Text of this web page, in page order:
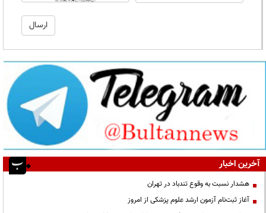
آخرین اخبار
هشدار نسبت به وقوع تندباد در تهران
آغاز ثبت‌نام آزمون ارشد علوم پزشکی از امروز